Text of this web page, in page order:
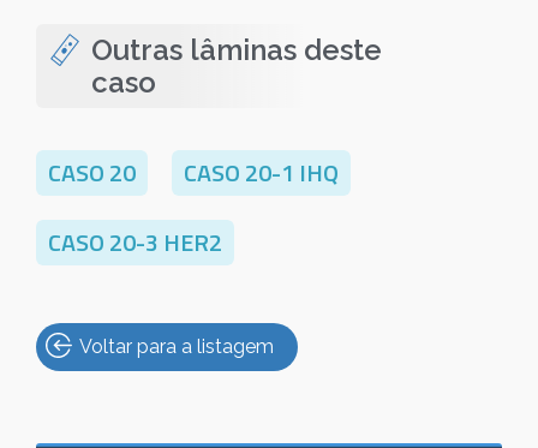
Outras lâminas deste
caso
CASO 20
CASO 20-1 IHQ
CASO 20-3 HER2
Voltar para a listagem